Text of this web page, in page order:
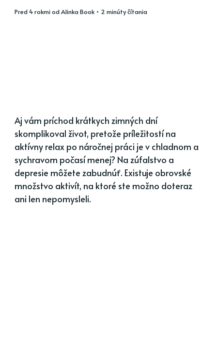
pred 4 rokmiodAlinka Book • 2 minúty čítania
Aj vám príchod krátkych zimných dní
skomplikoval život, pretože príležitostí na
aktívny relax po náročnej práci je v chladnom a
sychravom počasí menej? Na zúfalstvo a
depresie môžete zabudnúť. Existuje obrovské
množstvo aktivít, na ktoré ste možno doteraz
ani len nepomysleli.